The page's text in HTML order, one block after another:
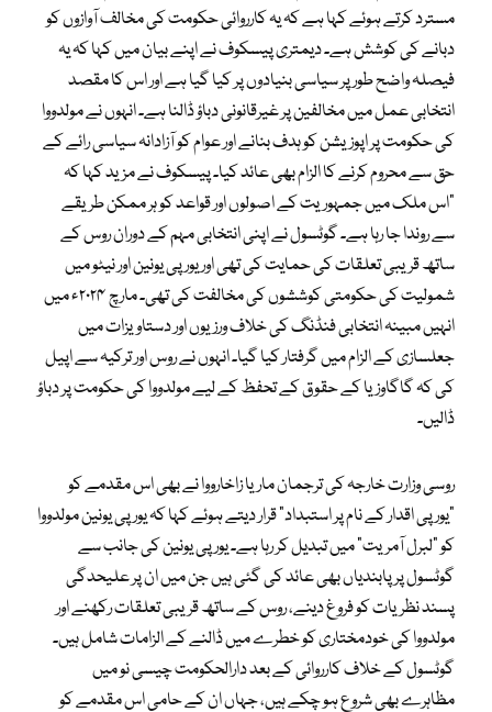
مسترد کرتے ہوئے کہا ہے کہ یہ کارروائی حکومت کی مخالف آوازوں کو
دبانے کی کوشش ہے۔ دیمتری پیسکوف نے اپنے بیان میں کہا کہ یہ
فیصلہ واضح طور پر سیاسی بنیادوں پر کیا گیا ہے اور اس کا مقصد
انتخابی عمل میں مخالفین پر غیرقانونی دباؤ ڈالنا ہے۔ انہوں نے مولدووا
کی حکومت پر اپوزیشن کو ہدف بنانے اور عوام کو آزادانہ سیاسی رائے کے
حق سے محروم کرنے کا الزام بھی عائد کیا۔ پیسکوف نے مزید کہا کہ
“اس ملک میں جمہوریت کے اصولوں اور قواعد کو ہر ممکن طریقے
سے روندا جا رہا ہے۔ گوٹسول نے اپنی انتخابی مہم کے دوران روس کے
ساتھ قریبی تعلقات کی حمایت کی تھی اور یورپی یونین اور نیٹو میں
شمولیت کی حکومتی کوششوں کی مخالفت کی تھی۔ مارچ ۲۰۲۴ء میں
انہیں مبینہ انتخابی فنڈنگ کی خلاف ورزیوں اور دستاویزات میں
جعلسازی کے الزام میں گرفتار کیا گیا۔ انہوں نے روس اور ترکیہ سے اپیل
کی کہ گاگاوزیا کے حقوق کے تحفظ کے لیے مولدووا کی حکومت پر دباؤ
ڈالیں۔
روسی وزارت خارجہ کی ترجمان ماریا زاخارووا نے بھی اس مقدمے کو
“یورپی اقدار کے نام پر استبداد” قرار دیتے ہوئے کہا کہ یورپی یونین مولدووا
کو “لبرل آمریت” میں تبدیل کر رہا ہے۔ یورپی یونین کی جانب سے
گوٹسول پر پابندیاں بھی عائد کی گئی ہیں جن میں ان پر علیحدگی
پسند نظریات کو فروغ دینے، روس کے ساتھ قریبی تعلقات رکھنے اور
مولدووا کی خودمختاری کو خطرے میں ڈالنے کے الزامات شامل ہیں۔
گوٹسول کے خلاف کارروائی کے بعد دارالحکومت چیسی نو میں
مظاہرے بھی شروع ہو چکے ہیں، جہاں ان کے حامی اس مقدمے کو